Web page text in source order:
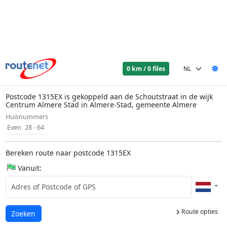
0 km / 0 files
Postcode 1315EX is gekoppeld aan de Schoutstraat in de wijk
Centrum Almere Stad in Almere-Stad, gemeente Almere
Huisnummers
Even 28 - 64
Bereken route naar postcode 1315EX
Vanuit:
Route opties
Laden...
Zoeken